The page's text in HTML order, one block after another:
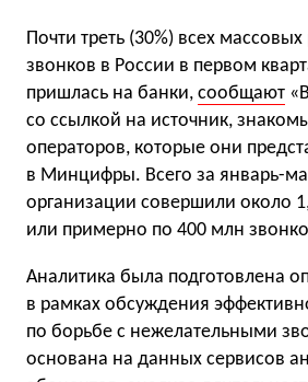
Почти треть (30%) всех
звонков в России в первом
пришлась на банки, сообщают
со ссылкой на источник,
операторов, которые они
в Минцифры. Всего за январь-
организации совершили около
или примерно по 400 млн
Аналитика была подготовлена
в рамках обсуждения
по борьбе с нежелательными
основана на данных сервисов